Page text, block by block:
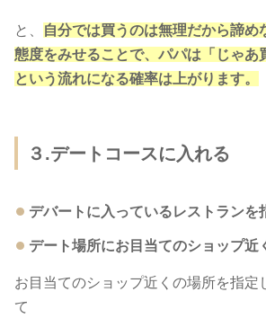
と、 自分では買うのは無理だから諦
態度をみせることで、パパは「じゃあ
という流れになる確率は上がります。
３.デートコースに入れる
デバートに入っているレストランを
デート場所にお目当てのショップ近
お目当てのショップ近くの場所を指定
て